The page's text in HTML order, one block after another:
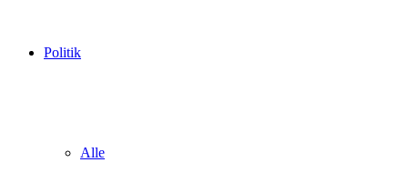
Politik
Alle